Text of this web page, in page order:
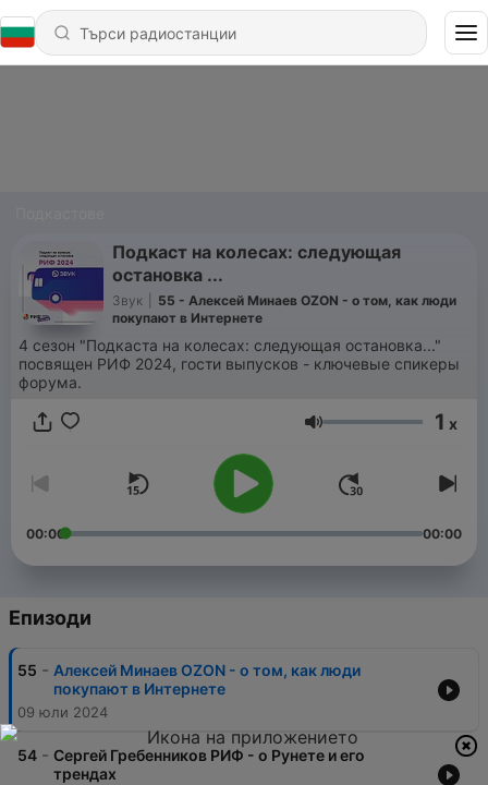
Подкаст на колесах: следующая
остановка ...
Звук
55 - Алексей Минаев OZON - о том, как люди
покупают в Интернете
4 сезон "Подкаста на колесах: следующая остановка..."
посвящен РИФ 2024, гости выпусков - ключевые спикеры
форума.
Сила на звука
1 x
00:00 00:00
Епизоди
55 - Алексей Минаев OZON - о том, как люди
покупают в Интернете
09 юли 2024
54 - Сергей Гребенников РИФ - о Рунете и его
трендах